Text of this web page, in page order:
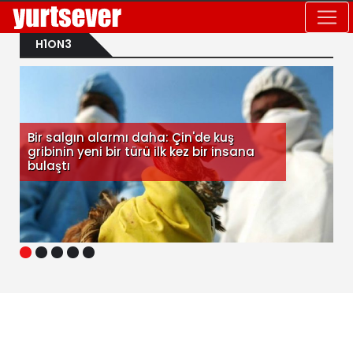
H1ON3
1 2 3 4 5
Bir salgın alarmı daha: Çin'de kuş
gribinin yeni bir türü ilk kez bir insana
bulaştı